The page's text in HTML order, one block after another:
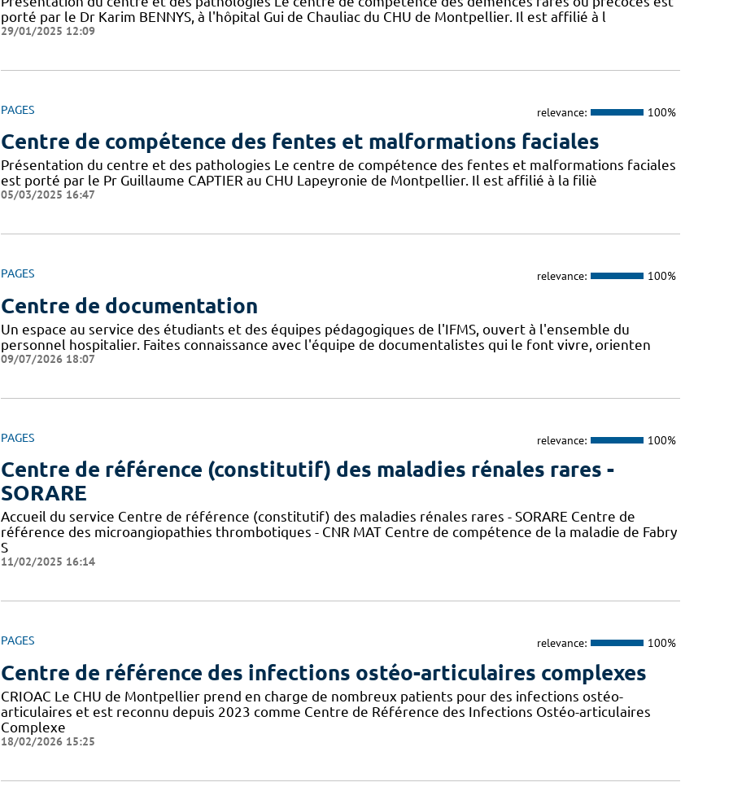
porté par le Dr Karim BENNYS, à l'hôpital Gui de Chauliac du CHU de Montpellier. Il est affilié à l
29/01/2025 12:09
PAGES relevance: 100%
Centre de compétence des fentes et malformations faciales
Présentation du centre et des pathologies Le centre de compétence des fentes et malformations faciales
est porté par le Pr Guillaume CAPTIER au CHU Lapeyronie de Montpellier. Il est affilié à la filiè
05/03/2025 16:47
PAGES relevance: 100%
Centre de documentation
Un espace au service des étudiants et des équipes pédagogiques de l'IFMS, ouvert à l'ensemble du
personnel hospitalier. Faites connaissance avec l'équipe de documentalistes qui le font vivre, orienten
09/07/2026 18:07
PAGES relevance: 100%
Centre de référence (constitutif) des maladies rénales rares -
SORARE
Accueil du service Centre de référence (constitutif) des maladies rénales rares - SORARE Centre de
référence des microangiopathies thrombotiques - CNR MAT Centre de compétence de la maladie de Fabry
S
11/02/2025 16:14
PAGES relevance: 100%
Centre de référence des infections ostéo-articulaires complexes
CRIOAC Le CHU de Montpellier prend en charge de nombreux patients pour des infections ostéo-
articulaires et est reconnu depuis 2023 comme Centre de Référence des Infections Ostéo-articulaires
Complexe
18/02/2026 15:25